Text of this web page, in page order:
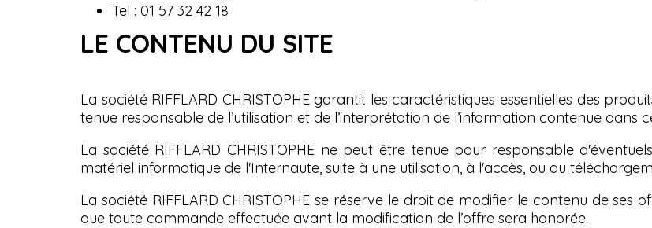
Tel : 01 57 32 42 18
LE CONTENU DU SITE
La société RIFFLARD CHRISTOPHE garantit les caractéristiques essentielles des
tenue responsable de l’utilisation et de l’interprétation de l’information contenue dans
La société RIFFLARD CHRISTOPHE ne peut être tenue pour responsable
matériel informatique de l'Internaute, suite à une utilisation, à l'accès, ou au
La société RIFFLARD CHRISTOPHE se réserve le droit de modifier le contenu de
que toute commande effectuée avant la modification de l’offre sera honorée.